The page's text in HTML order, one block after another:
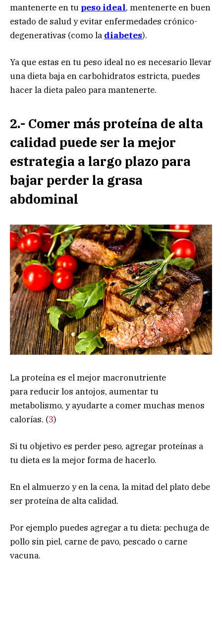
mantenerte en tu peso ideal, mentenerte en buen
estado de salud y evitar enfermedades crónico-
degenerativas (como la diabetes).
Ya que estas en tu peso ideal no es necesario llevar
una dieta baja en carbohidratos estricta, puedes
hacer la dieta paleo para mantenerte.
2.- Comer más proteína de alta
calidad puede ser la mejor
estrategia a largo plazo para
bajar perder la grasa
abdominal
La proteína es el mejor macronutriente
para reducir los antojos, aumentar tu
metabolismo, y ayudarte a comer muchas menos
calorías. (3)
Si tu objetivo es perder peso, agregar proteínas a
tu dieta es la mejor forma de hacerlo.
En el almuerzo y en la cena, la mitad del plato debe
ser proteína de alta calidad.
Por ejemplo puedes agregar a tu dieta: pechuga de
pollo sin piel, carne de pavo, pescado o carne
vacuna.